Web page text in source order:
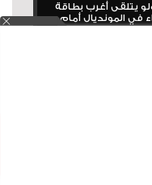
يتلقى أغرب بطاقة
في المونديال أمام
متاح الأن